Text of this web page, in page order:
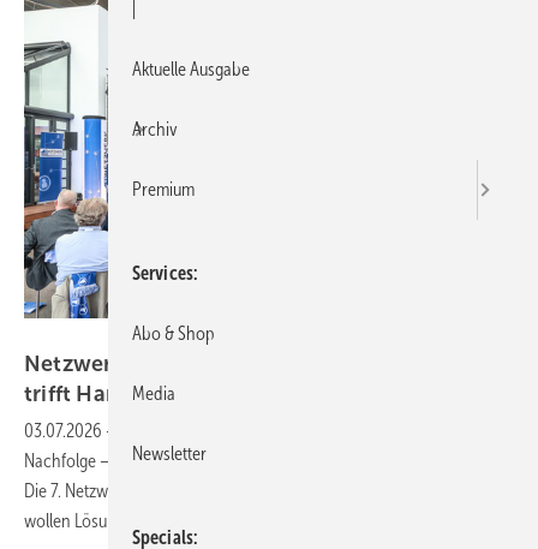
Netzwerk Fenstertage 2026: Extrembergsteiger
trifft Handwerks-Unternehmer
03.07.2026 -
Nachfolge – die Fensterbranche kämpft mit bekannten Problemen.
Die 7. Netzwerk Fenstertage am 2. und 3. September 2026 in Melle
wollen Lösungen bieten statt nur zu
Aktuelle Ausgabe
Archiv
Premium
Services
Abo & Shop
Media
Newsletter
Specials